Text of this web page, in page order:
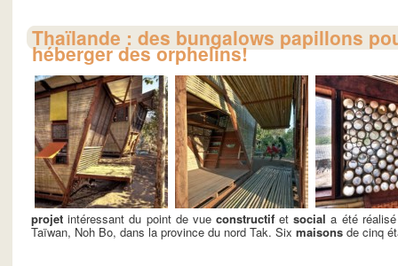
Thaïlande : des bungalows papillons
héberger des orphelins!
projet intéressant du point de vue constructif etsocial a été
Taïwan, Noh Bo, dans la province du nord Tak. Sixmaisons de cinq